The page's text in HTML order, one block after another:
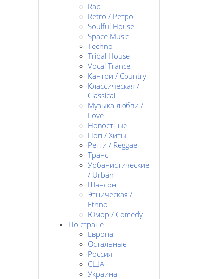
Rap
Retro / Ретро
Soulful House
Space Music
Techno
Tribal House
Vocal Trance
Кантри / Country
Классическая /
Classical
Музыка любви /
Love
Новостные
Поп / Хиты
Регги / Reggae
Транс
Урбанистические
/ Urban
Шансон
Этническая /
Ethno
Юмор / Comedy
По стране
Европа
Остальные
Россия
США
Украина